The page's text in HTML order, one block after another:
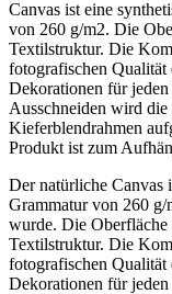
Canvas ist eine
von 260 g/m2. Die
Textilstruktur. Die
fotografischen Qualität
Dekorationen für
Ausschneiden wird
Kieferblendrahmen
Produkt ist zum
Der natürliche Canvas
Grammatur von 260
wurde. Die Oberfläche
Textilstruktur. Die
fotografischen Qualität
Dekorationen für